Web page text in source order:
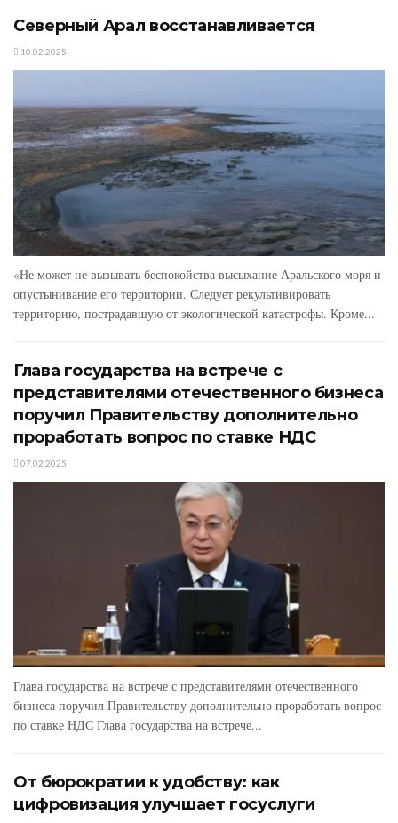
Северный Арал восстанавливается
10.02.2025
«Не может не вызывать беспокойства высыхание Аральского моря и
опустынивание его территории. Следует рекультивировать
территорию, пострадавшую от экологической катастрофы. Кроме...
Глава государства на встрече с
представителями отечественного бизнеса
поручил Правительству дополнительно
проработать вопрос по ставке НДС
07.02.2025
Глава государства на встрече с представителями отечественного
бизнеса поручил Правительству дополнительно проработать вопрос
по ставке НДС Глава государства на встрече...
От бюрократии к удобству: как
цифровизация улучшает госуслуги